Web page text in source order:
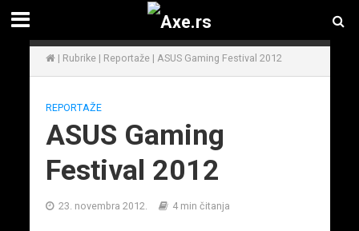
| Rubrike| Reportaže| ASUS Gaming Festival 2012
REPORTAŽE
ASUS Gaming
Festival 2012
23. novembra 2012. 4 min čitanja